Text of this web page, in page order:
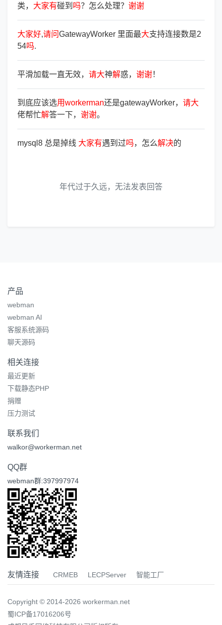
类， 大家有碰到 吗？怎么处理？ 谢谢
大家好,请问GatewayWorker 里面最大支持连接数是2
54吗.
平滑加载一直无效， 请大神解惑， 谢谢！
到底应该选用workerman还是gatewayWorker， 请大
佬帮忙解答一下， 谢谢。
mysql8 总是掉线 大家有遇到过吗，怎么解决的
年代过于久远，无法发表回答
产品
webman
webman AI
客服系统源码
聊天源码
相关连接
最近更新
下载静态PHP
捐赠
压力测试
联系我们
walkor@workerman.net
QQ群
webman群:397997974
友情连接 CRMEB LECPServer 智能工厂
Copyright © 2014-2026 workerman.net
蜀ICP备17016206号